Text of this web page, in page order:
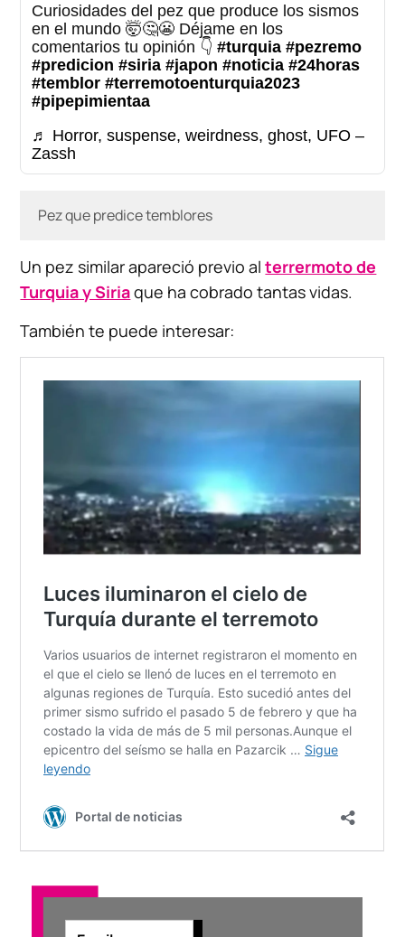
Curiosidades del pez que produce los sismos
en el mundo 🤯🤔😬 Déjame en los
comentarios tu opinión 👇#turquia #pezremo
#predicion #siria #japon #noticia #24horas
#temblor #terremotoenturquia2023
#pipepimientaa
♬ Horror, suspense, weirdness, ghost, UFO –
Zassh
Pez que predice temblores
Un pez similar apareció previo alterrermoto de
Turquia y Siriaque ha cobrado tantas vidas.
También te puede interesar: